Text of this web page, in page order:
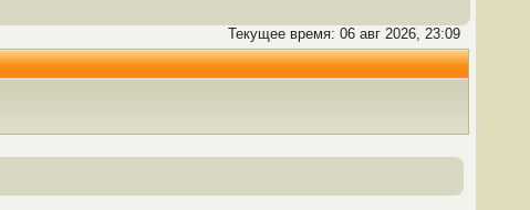
Текущее время: 06 авг 2026, 23:09